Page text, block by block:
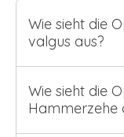
Wie sieht die
valgus aus?
Wie sieht die
Hammerzehe